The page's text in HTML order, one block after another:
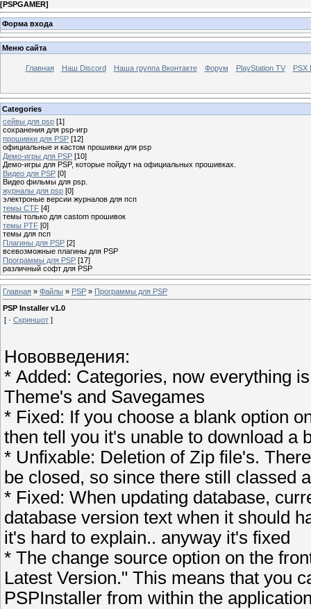
[PSPGAMER]
Форма входа
Меню сайта
Главная Наш Discord Наша группа Вконтакте Форум PlayStation TV PSX
Categories
сейвы для psp [1]
сохранения для psp-игр
прошивки для PSP [12]
официальные и кастом прошивки для psp
Демо-игры для PSP [10]
Демо-игры для PSP, которые пойдут на официальных прошивках.
Видео для PSP [0]
Видео фильмы для psp.
журналы для psp [0]
электроные версии журналов для псп
темы CTF [4]
темы только для castom прошивок
темы PTF [0]
темы для псп
Плагины для PSP [2]
всевозможные плагины для PSP
Программы для PSP [17]
различный софт для PSP
Главная » Файлы » PSP » Программы для PSP
PSP Installer v1.0
[ · Скриншот ]
Нововведения:
* Added: Categories, now everything
Theme's and Savegames
* Fixed: If you choose a blank option
then tell you it's unable to download a
* Unfixable: Deletion of Zip file's.
be closed, so since there still classed
* Fixed: When updating database,
database version text when it should
it's hard to explain.. anyway it's fixed
* The change source option on the
Latest Version." This means that you
PSPInstaller from within the